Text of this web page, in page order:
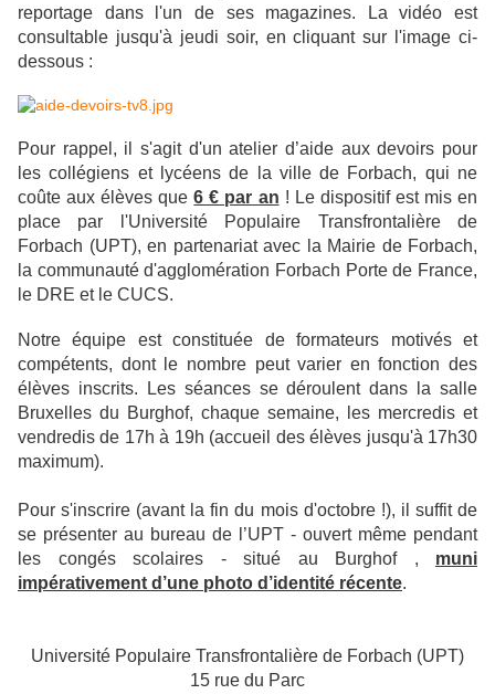
reportage dans l'un de ses magazines. La vidéo est
consultable jusqu'à jeudi soir, en cliquant sur l'image ci-
dessous :
Pour rappel, il s'agit d'un atelier d’aide aux devoirs pour
les collégiens et lycéens de la ville de Forbach, qui ne
coûte aux élèves que6 € par an ! Le dispositif est mis en
place par l'Université Populaire Transfrontalière de
Forbach (UPT), en partenariat avec la Mairie de Forbach,
la communauté d'agglomération Forbach Porte de France,
le DRE et le CUCS.
Notre équipe est constituée de
formateurs motivés et
compétents, dont le nombre peut varier en fonction des
élèves inscrits. Les séances se déroulent dans la salle
Bruxelles du Burghof, chaque semaine, les mercredis et
vendredis de 17h à 19h (accueil des élèves jusqu'à 17h30
maximum).
Pour s'inscrire (avant la fin du mois d'octobre !), il suffit de
se présenter au bureau de l’UPT - ouvert même pendant
les congés scolaires - situé au Burghof , muni
impérativement d’une photo d’identité récente.
Université Populaire Transfrontalière de Forbach (UPT)
15 rue du Parc